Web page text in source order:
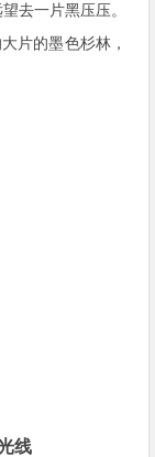
去一片黑压压。
片的墨色杉林，
线